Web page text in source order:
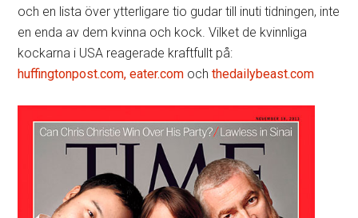
och en lista över ytterligare tio gudar till inuti tidningen, inte
en enda av dem kvinna och kock. Vilket de kvinnliga
kockarna i USA reagerade kraftfullt på:
huffingtonpost.com, eater.com ochthedailybeast.com